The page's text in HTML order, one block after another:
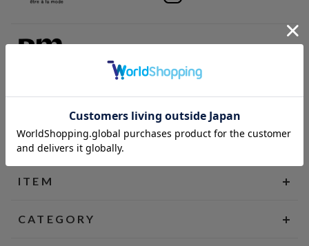
BRAND
ITEM
CATEGORY